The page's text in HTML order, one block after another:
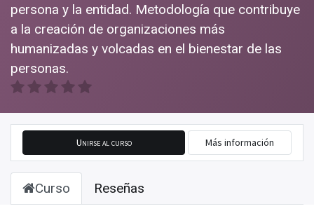
persona y la entidad. Metodología que contribuye
a la creación de organizaciones más
humanizadas y volcadas en el bienestar de las
personas.
Unirse al curso Más información
Curso Reseñas